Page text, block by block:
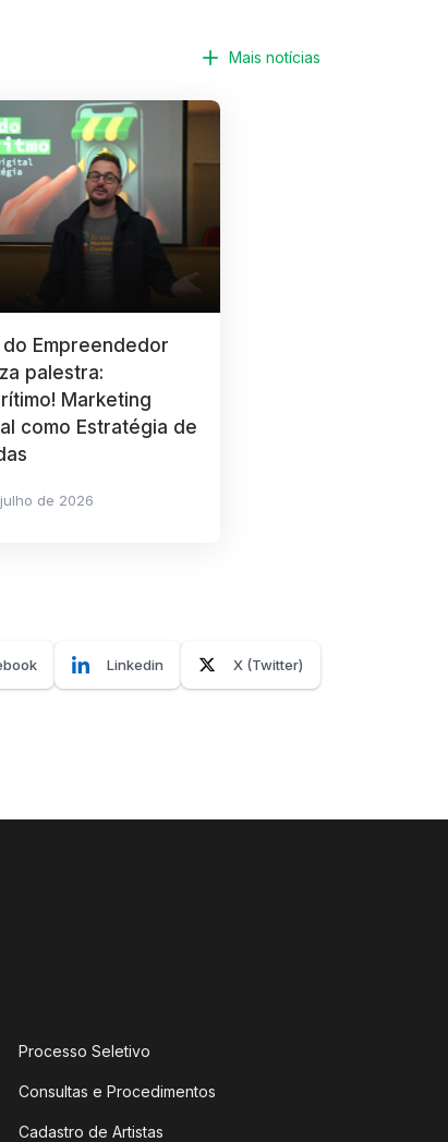
Mais notícias
do Empreendedor
palestra:
Marketing
como Estratégia de
de 2026
Linkedin X (Twitter)
Processo Seletivo
Consultas e Procedimentos
Cadastro de Artistas